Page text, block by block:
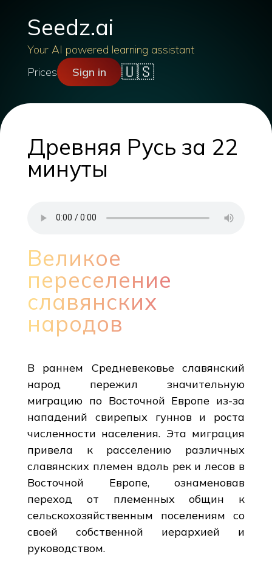
Seedz.ai
Your AI powered learning assistant
Prices
Sign in 🇺🇸
Древняя Русь за 22
минуты
Великое
переселение
славянских
народов
В раннем Средневековье славянский
народ пережил значительную
миграцию по Восточной Европе из-за
нападений свирепых гуннов и роста
численности населения. Эта миграция
привела к расселению различных
славянских племен вдоль рек и лесов в
Восточной Европе, ознаменовав
переход от племенных общин к
сельскохозяйственным поселениям со
своей собственной иерархией и
руководством.